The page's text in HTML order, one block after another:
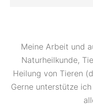
Meine Arbeit und
Naturheilkunde,
Heilung von Tieren
Gerne unterstütze